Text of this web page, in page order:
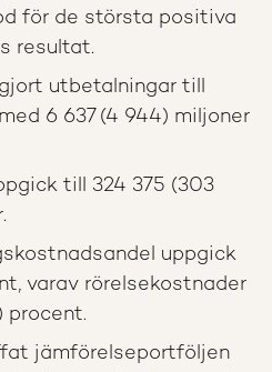
för de största positiva
resultat.
utbetalningar till
6 637 (4 944) miljoner
till 324 375 (303
uppgick
varav rörelsekostnader
procent.
jämförelseportföljen